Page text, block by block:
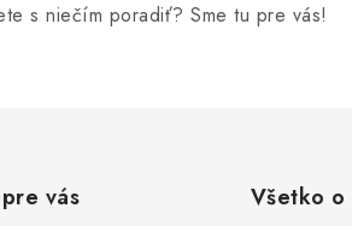
s niečím poradiť? Sme tu pre vás!
vás Všetko o